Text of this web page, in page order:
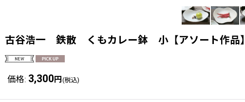
古谷浩一 鉄散 くもカレー鉢 小【アソート作品】
価格: 3,300 円 (税込)